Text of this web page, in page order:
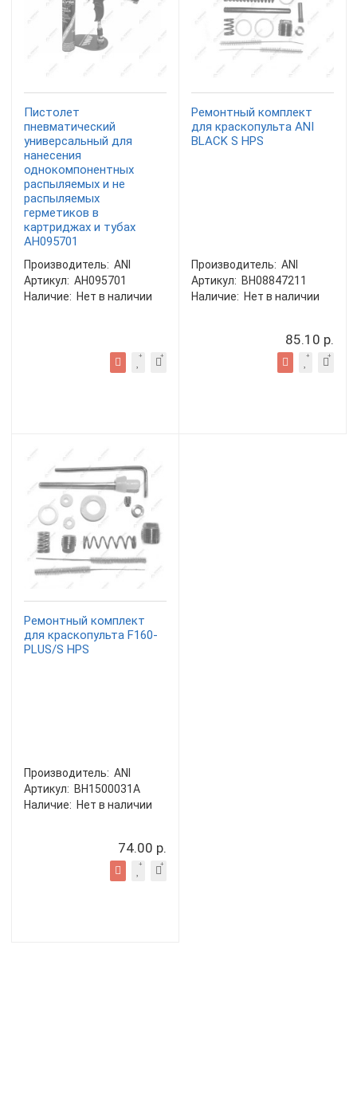
Пистолет
пневматический
универсальный для
нанесения
однокомпонентных
распыляемых и не
распыляемых
герметиков в
картриджах и тубах
AH095701
Производитель: ANI
Артикул: AH095701
Наличие: Нет в наличии
Ремонтный комплект
для краскопульта ANI
BLACK S HPS
Производитель: ANI
Артикул: BH08847211
Наличие: Нет в наличии
85.10 р.
Ремонтный комплект
для краскопульта F160-
PLUS/S HPS
Производитель: ANI
Артикул: BH1500031A
Наличие: Нет в наличии
74.00 р.